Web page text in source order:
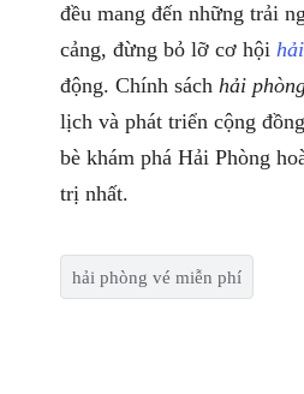
đều mang đến những trải
cảng, đừng bỏ lỡ cơ hội
động. Chính sách hải
lịch và phát triển cộng
bè khám phá Hải Phòng
trị nhất.
hải phòng vé miễn phí